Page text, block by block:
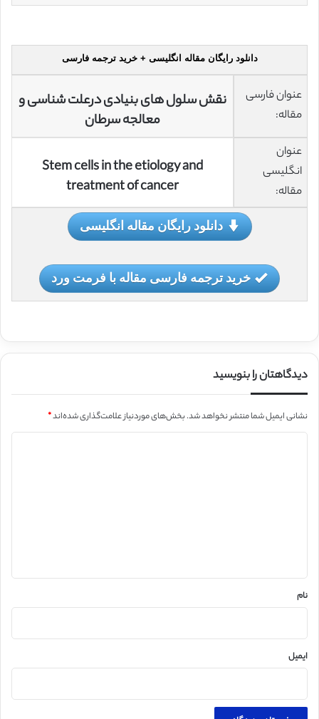
دانلود رایگان مقاله انگلیسی + خرید ترجمه فارسی
عنوان فارسی
مقاله:
نقش سلول های بنیادی درعلت شناسی و
معالجه سرطان
عنوان
انگلیسی
مقاله:
Stem cells in the etiology and
treatment of cancer
دانلود رایگان مقاله انگلیسی
خرید ترجمه فارسی مقاله با فرمت ورد
دیدگاهتان را بنویسید
نشانی ایمیل شما منتشر نخواهد شد.بخش‌های موردنیاز علامت‌گذاری شده‌اند*
نام
ایمیل